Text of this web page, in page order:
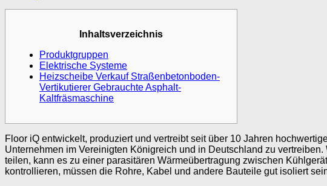
Inhaltsverzeichnis
Produktgruppen
Elektrische Systeme
Heizscheibe Verkauf Straßenbetonboden-
Vertikutierer Gebrauchte Asphalt-
Kaltfräsmaschine
Floor iQ entwickelt, produziert und vertreibt seit über 10 Jahren
Unternehmen im Vereinigten Königreich und in Deutschland zu
teilen, kann es zu einer parasitären Wärmeübertragung zwischen
kontrollieren, müssen die Rohre, Kabel und andere Bauteile gut isoliert